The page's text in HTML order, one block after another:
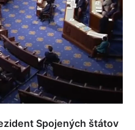
Spojených štátov